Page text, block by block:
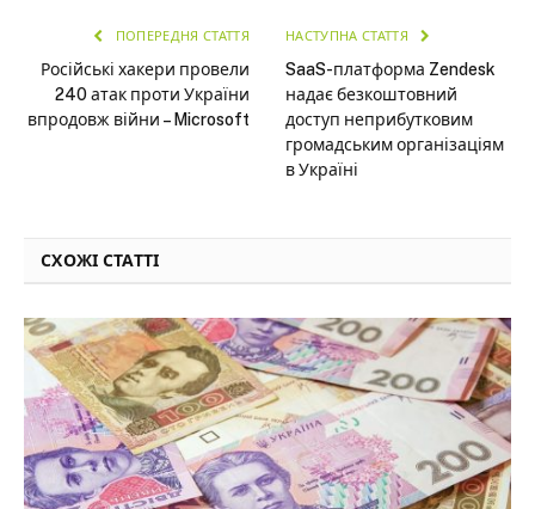
ПОПЕРЕДНЯ СТАТТЯ
Російські хакери провели
240 атак проти України
впродовж війни – Microsoft
НАСТУПНА СТАТТЯ
SaaS-платформа Zendesk
надає безкоштовний
доступ неприбутковим
громадським організаціям
в Україні
СХОЖІ СТАТТІ